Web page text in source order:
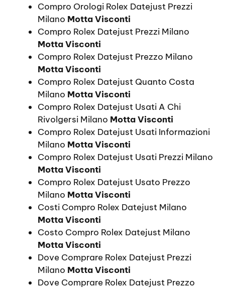
Compro Orologi Rolex Datejust Prezzi
Milano Motta Visconti
Compro Rolex Datejust Prezzi Milano
Motta Visconti
Compro Rolex Datejust Prezzo Milano
Motta Visconti
Compro Rolex Datejust Quanto Costa
Milano Motta Visconti
Compro Rolex Datejust Usati A Chi
Rivolgersi Milano Motta Visconti
Compro Rolex Datejust Usati Informazioni
Milano Motta Visconti
Compro Rolex Datejust Usati Prezzi Milano
Motta Visconti
Compro Rolex Datejust Usato Prezzo
Milano Motta Visconti
Costi Compro Rolex Datejust Milano
Motta Visconti
Costo Compro Rolex Datejust Milano
Motta Visconti
Dove Comprare Rolex Datejust Prezzi
Milano Motta Visconti
Dove Comprare Rolex Datejust Prezzo